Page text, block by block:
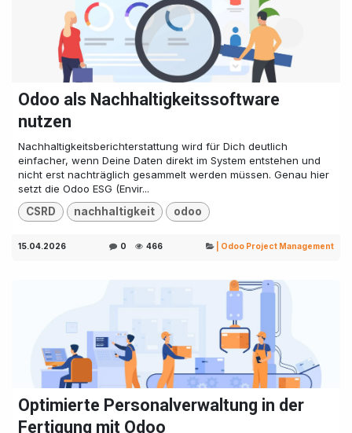
Odoo als Nachhaltigkeitssoftware
nutzen
Nachhaltigkeitsberichterstattung wird für Dich deutlich
einfacher, wenn Deine Daten direkt im System entstehen und
nicht erst nachträglich gesammelt werden müssen. Genau hier
setzt die Odoo ESG (Envir...
CSRD
nachhaltigkeit odoo
15.04.2026 0 466 | Odoo Project Management
Optimierte Personalverwaltung in der
Fertigung mit Odoo